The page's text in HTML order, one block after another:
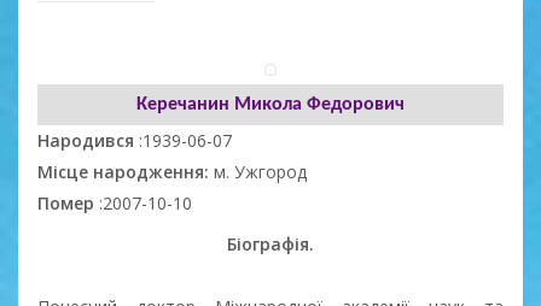
Керечанин Микола Федорович
Народився :1939-06-07
Місце народження: м. Ужгород
Помер :2007-10-10
Біографія.